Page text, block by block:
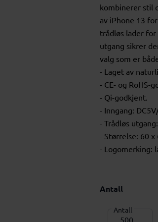
kombinerer stil
av iPhone 13
trådløs lader
utgang sikrer
valg som er
- Laget av
- CE- og RoHS-
- Qi-godkjent.
- Inngang:
- Trådløs
- Størrelse: 60 x
- Logomerking:
Antall
Antall